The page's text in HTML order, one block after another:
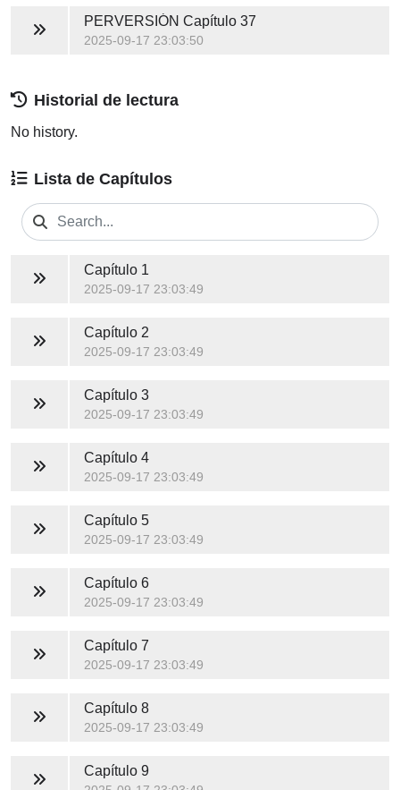
PERVERSIÓN Capítulo 37
2025-09-17 23:03:50
Historial de lectura
No history.
Lista de Capítulos
Capítulo 1
2025-09-17 23:03:49
Capítulo 2
2025-09-17 23:03:49
Capítulo 3
2025-09-17 23:03:49
Capítulo 4
2025-09-17 23:03:49
Capítulo 5
2025-09-17 23:03:49
Capítulo 6
2025-09-17 23:03:49
Capítulo 7
2025-09-17 23:03:49
Capítulo 8
2025-09-17 23:03:49
Capítulo 9